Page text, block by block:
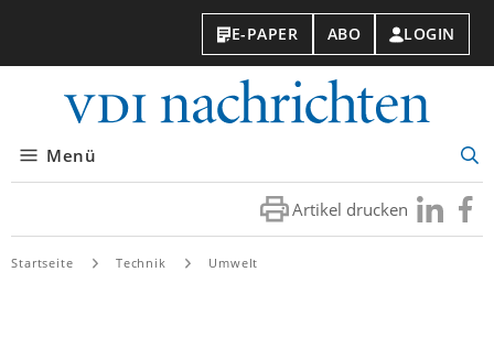
E-PAPER ABO LOGIN
Menü
Artikel drucken Besuchen
Sie
Sie
Startseite Technik Umwelt